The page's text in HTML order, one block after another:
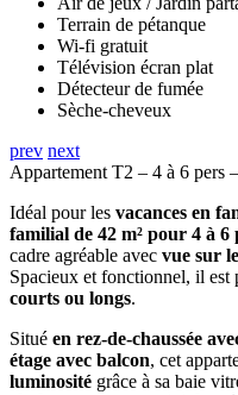
Terrain de pétanque
Wi-fi gratuit
Télévision écran plat
Détecteur de fumée
Sèche-cheveux
prev next
Appartement T2 – 4 à 6 pers
Idéal pour les vacances en
familial de 42 m² pour 4 à 6
cadre agréable avec vue sur
Spacieux et fonctionnel, il est
courts ou longs.
Situé en rez-de-chaussée
étage avec balcon, cet
luminosité grâce à sa baie